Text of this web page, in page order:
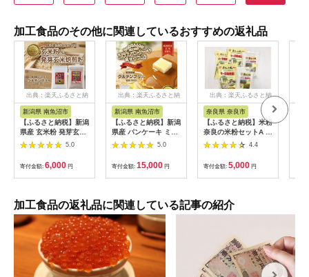
加工食品のその他に関連しているおすすめの返礼品
出典：楽天ふるさと納
税
新潟県 南魚沼市
【ふるさと納税】新潟
県産 玄米粉 発芽玄米
焙煎粉 セット 各250g
計500g 魚沼産 コシヒ
カリ 玄米 アレルギー
グルテンフリー
GABA 米粉 お取り寄
菓 コパフーズ 新潟県
南魚沼市 | 食品 加工
食品 人気 おすすめ 送
料無料
5.0
寄付金額: 6,000 円
出典：楽天ふるさと納
税
新潟県 南魚沼市
【ふるさと納税】新潟
県産 パンケーキ ミッ
クス 玄米粉 200g×15
袋 計3kg ホットケー
キ 小麦不使用 アレル
ギー グルテンフリー
アルミフリー お取り
フーズ 新潟県 南魚沼
市 | 食品 加工食品 人
気 おすすめ 送料無料
5.0
寄付金額: 15,000 円
出典：楽天ふるさと納
奈良県 奈良市
【ふるさと納税】米粉
奈良の米粉セットA ケ
ーキ用 500g×3袋 パ
2500g (粉源) グルテ
ンフリー お米の粉 手
作りパン 手作りケー
食パン 蒸しパン バー
スデーケーキ 製菓 製
なら J-55
4.4
寄付金額: 5,000 円
加工食品の返礼品に関連している記事の紹介